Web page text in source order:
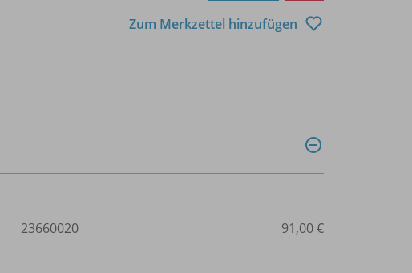
Zum Merkzettel hinzufügen
23660020 91,00 €